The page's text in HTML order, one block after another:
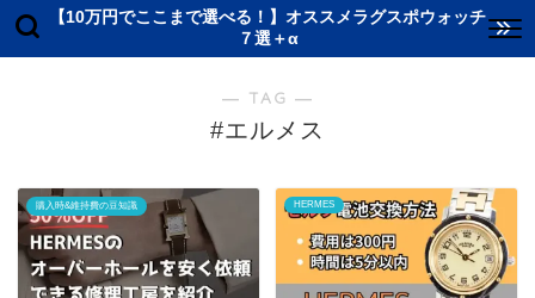
【10万円でここまで選べる！】オススメラグスポウォッチ
７選＋α
― TAG ―
#エルメス
購入時&維持費の豆知識 HERMES